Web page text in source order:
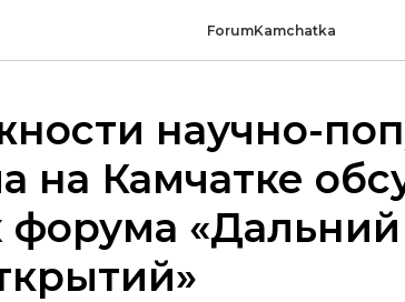
ForumKamchatka
научно-
на Камчатке
форума